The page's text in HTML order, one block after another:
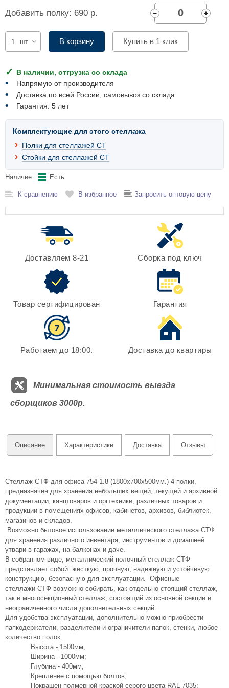
Добавить полку: 690 р.
шт В корзину Купить в 1 клик
В наличии, отгрузка со склада
Напрямую от производителя
Доставка по всей России, самовывоз со склада
Гарантия: 5 лет
Комплектующие для этого стеллажа
Полки для стеллажей СТ
Стойки для стеллажей СТ
Наличие: Есть
К сравнению В избранное Запросить оптовую цену
Доставляем 8-21 Сборка под ключ
Товар сертифицирован Гарантия
Работаем до 18:00. Доставка до квартиры
Минимальная стоимость выезда
сборщиков 3000р.
Описание Характеристики Доставка Отзывы
Стеллаж СТФ для офиса 754-1.8 (1800х700х500мм.) 4-полки,
предназначен для хранения небольших вещей, текущей и архивной
документации, канцтоваров и оргтехники, различных товаров и
продукции в помещениях офисов, кабинетов, архивов, библиотек,
магазинов и складов.
Возможно бытовое использование металлического стеллажа СТФ
для хранения различного инвентаря, инструментов и домашней
утвари в гаражах, на балконах и даче.
В собранном виде, металлический полочный стеллаж СТФ
представляет собой жесткую, прочную, надежную и устойчивую
конструкцию, безопасную для эксплуатации. Офисные
стеллажи СТФ возможно собирать, как отдельно стоящий стеллаж,
так и многосекционный стеллаж, состоящий из основной секции и
неограниченного числа дополнительных секций.
Для удобства эксплуатации, дополнительно можно приобрести
папкодержатели, разделители и ограничители папок, стенки, любое
количество полок.
Высота - 1500мм;
Ширина - 1000мм;
Глубина - 400мм;
Крепление с помощью болтов;
Покрашен полмерной краской серого цвета RAL 7035;